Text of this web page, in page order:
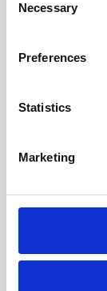
Selection
Necessary
Preferences
Statistics
Marketing
Oznaka
Hotels of